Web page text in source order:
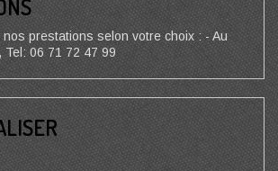
prestations selon votre choix : - Au
Tel: 06 71 72 47 99